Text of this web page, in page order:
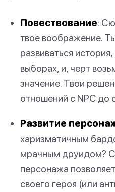
Повествование:
твое воображение.
развиваться
выборах, и, черт
значение. Твои
отношений с NPC до
Развитие
харизматичным
мрачным друидом?
персонажа
своего героя (или